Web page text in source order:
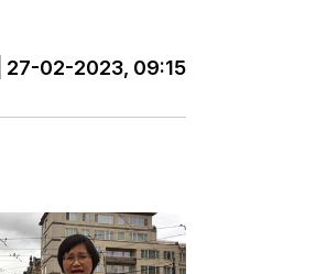
27-02-2023, 09:15